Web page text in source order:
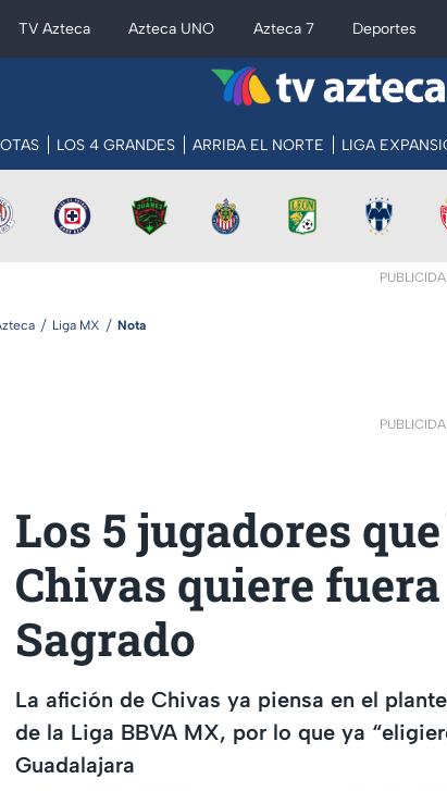
TV Azteca Azteca UNO Azteca 7 Deportes
LOS 4 GRANDES ARRIBA EL NORTE LIGA
Liga MX Nota
Los 5 jugadores
Chivas quiere
Sagrado
La afición de Chivas ya piensa en el
de la Liga BBVA MX, por lo que ya
Guadalajara